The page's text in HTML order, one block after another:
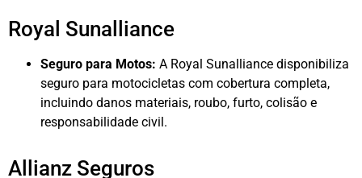
Royal Sunalliance
Seguro para Motos: A Royal Sunalliance disponibiliza
seguro para motocicletas com cobertura completa,
incluindo danos materiais, roubo, furto, colisão e
responsabilidade civil.
Allianz Seguros